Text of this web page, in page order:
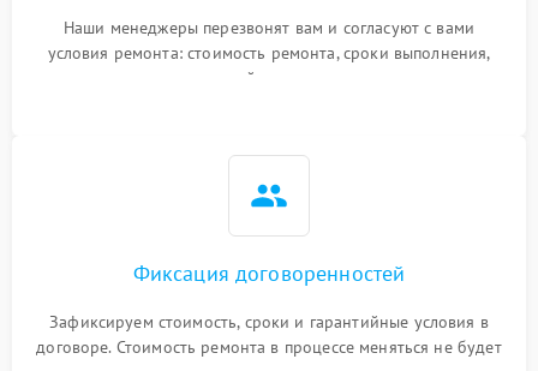
Наши менеджеры перезвонят вам и согласуют с вами
условия ремонта: стоимость ремонта, сроки выполнения,
гарантийные условия
Фиксация договоренностей
Зафиксируем стоимость, сроки и гарантийные условия в
договоре. Стоимость ремонта в процессе меняться не будет